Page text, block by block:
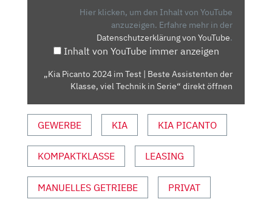
ASSISTENTEN
TECHNIK
VON
YOUTUBE
ANZEIGEN
Hier klicken, um den Inhalt von YouTube
anzuzeigen. Erfahre mehr in der
Datenschutzerklärung von YouTube.
Inhalt von YouTube immer anzeigen
„Kia Picanto 2024 im Test | Beste Assistenten der
Klasse, viel Technik in Serie“ direkt öffnen
GEWERBE KIA KIA PICANTO
KOMPAKTKLASSE LEASING
MANUELLES GETRIEBE PRIVAT